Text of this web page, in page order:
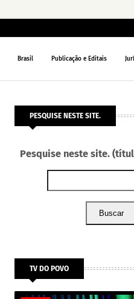
Brasil Publicação e Editais
PESQUISE NESTE SITE.
Pesquise neste site.
Buscar
TV DO POVO